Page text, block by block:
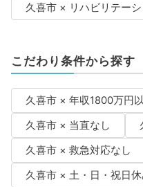
久喜市 × リハビリテー
こだわり条件から探す
久喜市 × 年収1800万円
久喜市 × 当直なし
久喜市 × 救急対応なし
久喜市 × 土・日・祝日